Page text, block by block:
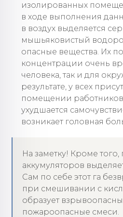
изолированных
в ходе выполнения
в воздух выделяется
мышьяковистый
опасные вещества. Их
концентрации очень
человека, так и для
результате, у всех
помещении
ухудшается
возникает головная
На заметку! Кроме
аккумуляторов
Сам по себе этот га
при смешивании с
образует
пожароопасные смеси.